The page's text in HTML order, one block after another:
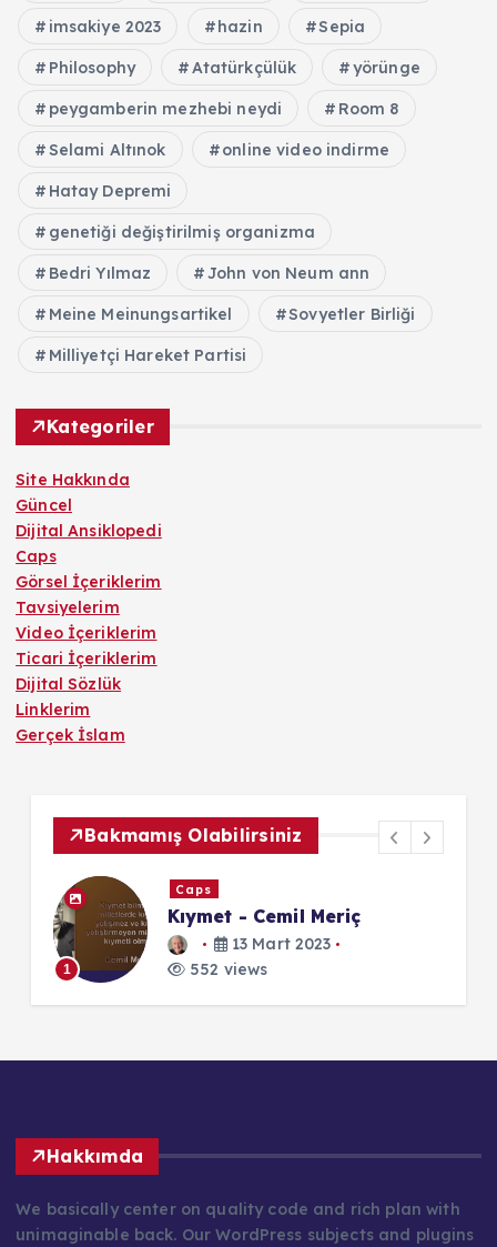
imsakiye 2023 hazin Sepia
Philosophy Atatürkçülük yörünge
peygamberin mezhebi neydi Room 8
Selami Altınok online video indirme
Hatay Depremi
genetiği değiştirilmiş organizma
Bedri Yılmaz John von Neum ann
Meine Meinungsartikel Sovyetler Birliği
Milliyetçi Hareket Partisi
Kategoriler
Site Hakkında
Güncel
Dijital Ansiklopedi
Caps
Görsel İçeriklerim
Tavsiyelerim
Video İçeriklerim
Ticari İçeriklerim
Dijital Sözlük
Linklerim
Gerçek İslam
Bakmamış Olabilirsiniz
1
Caps
Kıymet - Cemil Meriç
13 Mart 2023
552 views
Hakkımda
We basically center on quality code and rich plan with
unimaginable back. Our WordPress subjects and plugins